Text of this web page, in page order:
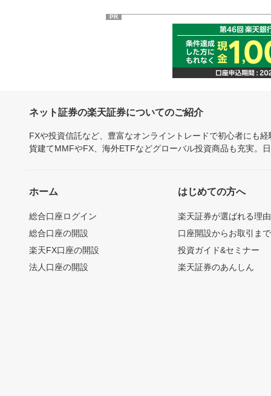
PR
ネット証券の楽天証券についてのご紹介
FXや投資信託など、豊富なオンライントレードで初心者にも
貨建てMMFやFX、海外ETFなどグローバル投資商品も充実。
ホーム
総合口座ログイン
総合口座の開設
楽天FX口座の開設
法人口座の開設
はじめての方へ
楽天証券が選ばれる理由
口座開設からお取引ま
投資ガイド&セミナー
楽天証券のあんしん